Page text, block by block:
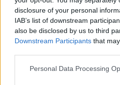
disclosure of your personal
IAB’s list of downstream
also be disclosed by us to third
Downstream Participants that
Please note that this website/app
Personal Data Processing
Bogner's
8
Servizi / Posizione